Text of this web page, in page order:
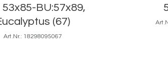
BU:57x89,
(67)
Art.Nr.: 18298095067